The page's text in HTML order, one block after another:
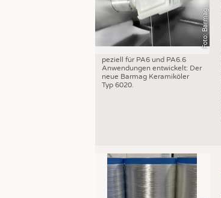
Foto: Barmag
peziell für PA6 und PA6.6
Anwendungen entwickelt: Der
neue Barmag Keramiköler
Typ 6020.